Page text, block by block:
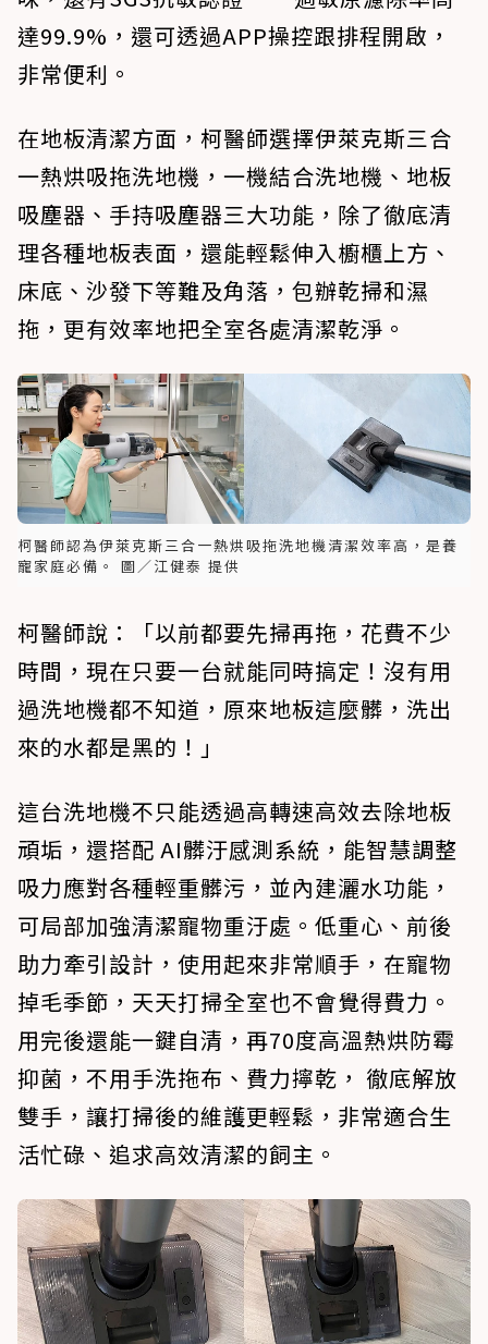
達99.9%，還可透過APP操控跟排程開啟，
非常便利。
在地板清潔方面，柯醫師選擇伊萊克斯三合
一熱烘吸拖洗地機，一機結合洗地機、地板
吸塵器、手持吸塵器三大功能，除了徹底清
理各種地板表面，還能輕鬆伸入櫥櫃上方、
床底、沙發下等難及角落，包辦乾掃和濕
拖，更有效率地把全室各處清潔乾淨。
柯醫師認為伊萊克斯三合一熱烘吸拖洗地機清潔效率高，是養
寵家庭必備。 圖／江健泰 提供
柯醫師說：「以前都要先掃再拖，花費不少
時間，現在只要一台就能同時搞定！沒有用
過洗地機都不知道，原來地板這麼髒，洗出
來的水都是黑的！」
這台洗地機不只能透過高轉速高效去除地板
頑垢，還搭配 AI髒汙感測系統，能智慧調整
吸力應對各種輕重髒污，並內建灑水功能，
可局部加強清潔寵物重汙處。低重心、前後
助力牽引設計，使用起來非常順手，在寵物
掉毛季節，天天打掃全室也不會覺得費力。
用完後還能一鍵自清，再70度高溫熱烘防霉
抑菌，不用手洗拖布、費力擰乾， 徹底解放
雙手，讓打掃後的維護更輕鬆，非常適合生
活忙碌、追求高效清潔的飼主。